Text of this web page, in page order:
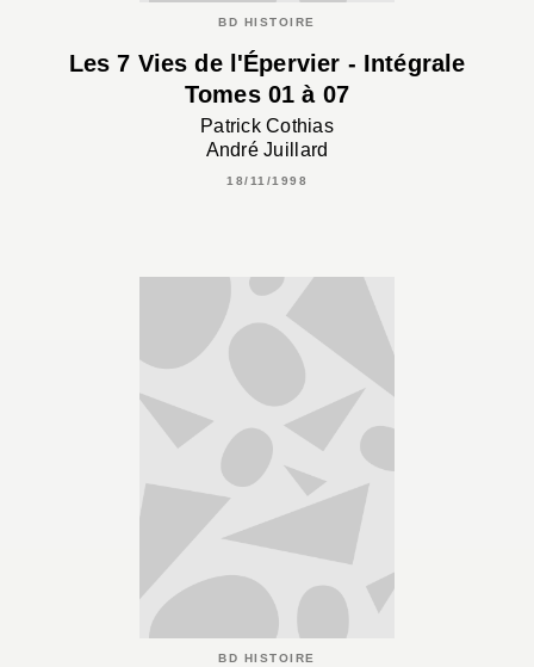
BD HISTOIRE
Les 7 Vies de l'Épervier - Intégrale
Tomes 01 à 07
Patrick Cothias
André Juillard
18/11/1998
BD HISTOIRE